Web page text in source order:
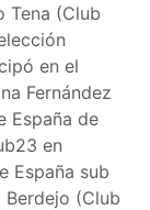
Tena (Club
en el
Fernández
España de
en
España sub
Berdejo (Club